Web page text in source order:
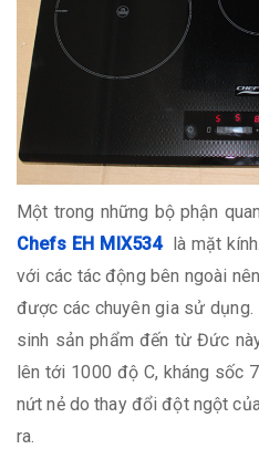
Một trong những bộ phận
Chefs EH MIX534 là mặt
với các tác động bên ngoài
được các chuyên gia sử
sinh sản phẩm đến từ Đức
lên tới 1000 độ C, kháng sốc
nứt nẻ do thay đổi đột ngột
ra.